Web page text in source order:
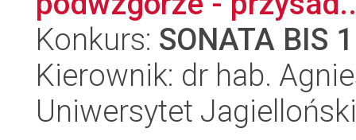
Konkurs: SONATA BIS
Kierownik: dr hab.
Uniwersytet